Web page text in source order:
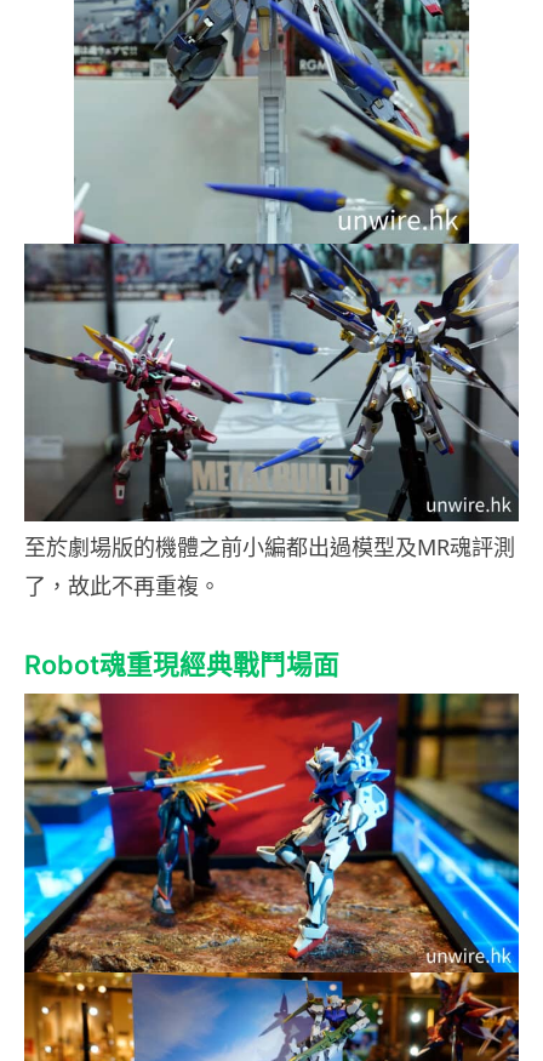
至於劇場版的機體之前小編都出過模型及MR魂評測
了，故此不再重複。
Robot魂重現經典戰鬥場面